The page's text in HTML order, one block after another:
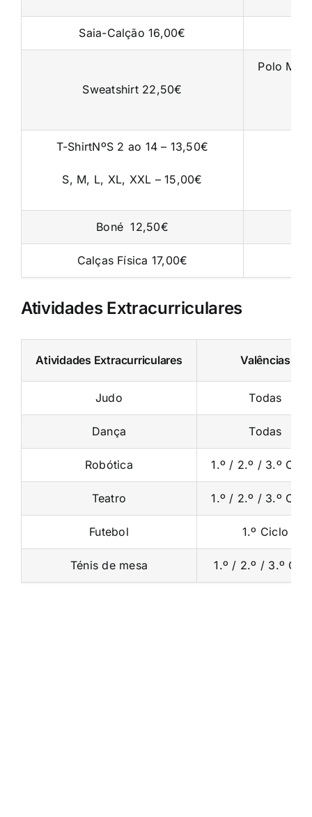
Saia-Calção 16,00€
Sweatshirt 22,50€
Polo
T-ShirtNºS 2 ao 14 – 13,50€
S, M, L, XL, XXL – 15,00€
Boné 12,50€
Calças Física 17,00€
Atividades Extracurriculares
Atividades Extracurriculares Valências
Judo Todas
Dança Todas
Robótica 1.º / 2.º / 3.º
Teatro 1.º / 2.º / 3.º
Futebol 1.º Ciclo
Ténis de mesa 1.º / 2.º / 3.º